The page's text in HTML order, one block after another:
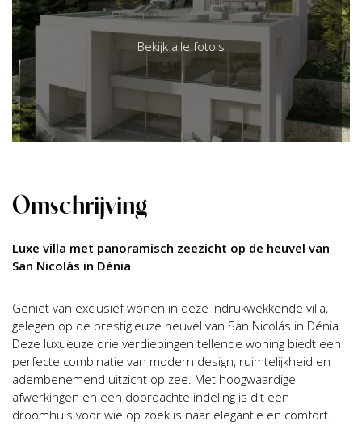
Bekijk alle foto's
Omschrijving
Luxe villa met panoramisch zeezicht op de heuvel van
San Nicolás in Dénia
Geniet van exclusief wonen in deze indrukwekkende villa,
gelegen op de prestigieuze heuvel van San Nicolás in Dénia.
Deze luxueuze drie verdiepingen tellende woning biedt een
perfecte combinatie van modern design, ruimtelijkheid en
adembenemend uitzicht op zee. Met hoogwaardige
afwerkingen en een doordachte indeling is dit een
droomhuis voor wie op zoek is naar elegantie en comfort.